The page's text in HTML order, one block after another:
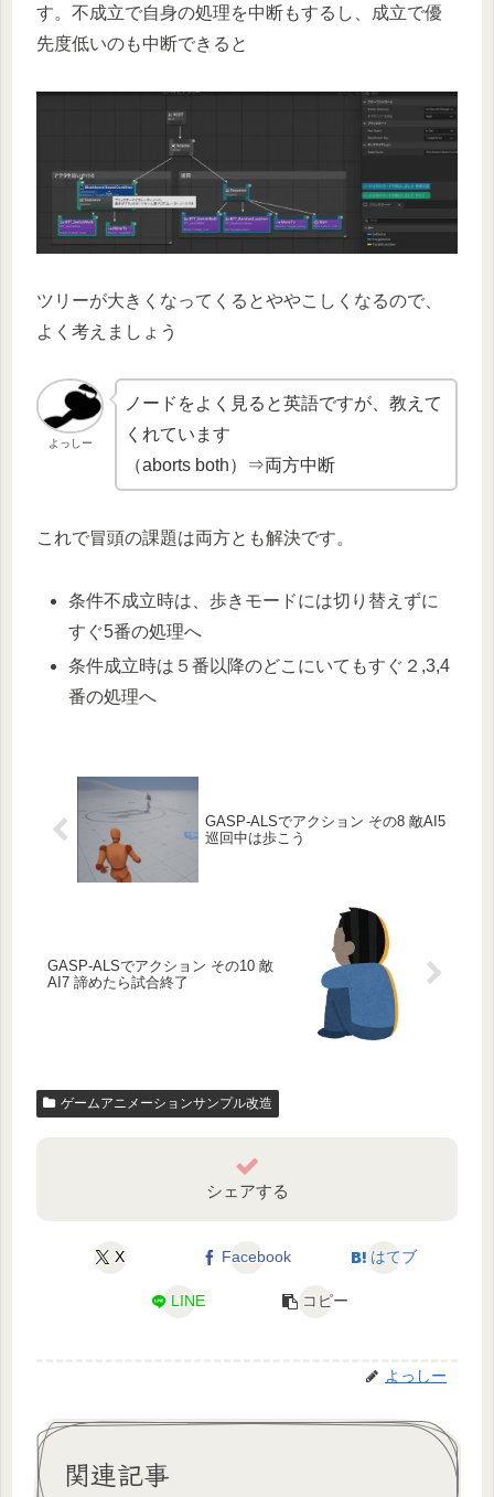
す。不成立で自身の処理を中断もするし、成立で優
先度低いのも中断できると
ツリーが大きくなってくるとややこしくなるので、
よく考えましょう
よっしー
ノードをよく見ると英語ですが、教えて
くれています
（aborts both）⇒両方中断
これで冒頭の課題は両方とも解決です。
条件不成立時は、歩きモードには切り替えずに
すぐ5番の処理へ
条件成立時は５番以降のどこにいてもすぐ２,3,4
番の処理へ
GASP-ALSでアクション その8 敵AI5
巡回中は歩こう
GASP-ALSでアクション その10 敵
AI7 諦めたら試合終了
ゲームアニメーションサンプル改造
シェアする
X Facebook はてブ
LINE コピー
よっしー
関連記事